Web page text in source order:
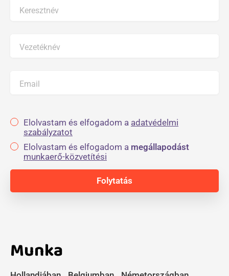
Keresztnév
Vezetéknév
Email
Elolvastam és elfogadom a adatvédelmi
szabályzatot
Elolvastam és elfogadom a megállapodást
munkaerő-közvetítési
Munka